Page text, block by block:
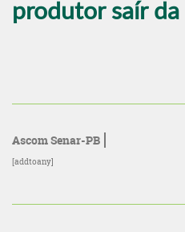
produtor saír
Ascom Senar-PB
[addtoany]